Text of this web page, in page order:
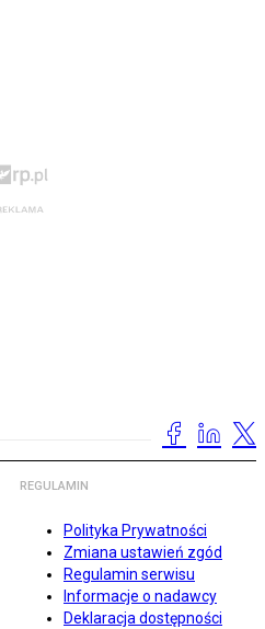
REGULAMIN
Polityka Prywatności
Zmiana ustawień zgód
Regulamin serwisu
Informacje o nadawcy
Deklaracja dostępności